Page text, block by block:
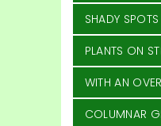
SHADY SPOTS
PLANTS ON
WITH AN
COLUMNAR